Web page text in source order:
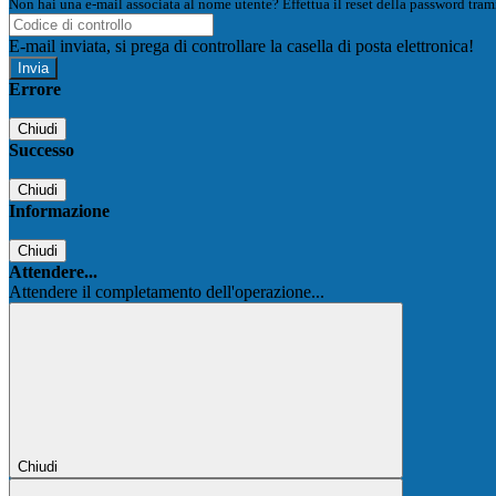
Non hai una e-mail associata al nome utente? Effettua il reset della password
E-mail inviata, si prega di controllare la casella di posta elettronica!
Errore
Chiudi
Successo
Chiudi
Informazione
Chiudi
Attendere...
Attendere il completamento dell'operazione...
Chiudi